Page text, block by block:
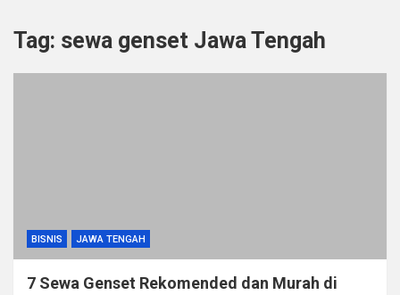
Tag: sewa genset Jawa Tengah
BISNIS JAWA TENGAH
7 Sewa Genset Rekomended dan Murah di